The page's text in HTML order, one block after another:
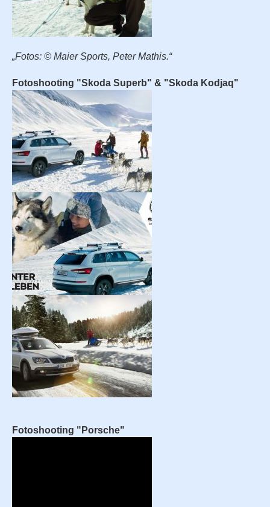
„Fotos: © Maier Sports, Peter Mathis.“
Fotoshooting "Skoda Superb" & "Skoda Kodjaq"
Fotoshooting "Porsche"